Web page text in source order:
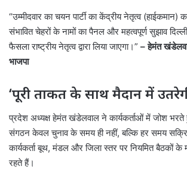
“उम्मीदवार का चयन पार्टी का केंद्रीय नेतृत्व
संभावित चेहरों के नामों का पैनल और महत्वपूर्ण सुझाव
फैसला राष्ट्रीय नेतृत्व द्वारा लिया जाएगा।” – हेमंत
भाजपा
‘पूरी ताकत के साथ मैदान में
प्रदेश अध्यक्ष हेमंत खंडेलवाल ने कार्यकर्ताओं में जोश भरते
संगठन केवल चुनाव के समय ही नहीं, बल्कि हर समय
कार्यकर्ता बूथ, मंडल और जिला स्तर पर नियमित बैठकों के
रहते हैं।